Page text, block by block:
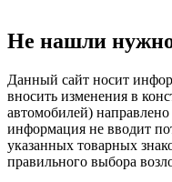
Не нашли
Данный сайт носит
вносить изменения в
автомобилей)
информация не вводит
указанных товарных
правильного выбора